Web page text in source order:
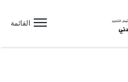
القائمة